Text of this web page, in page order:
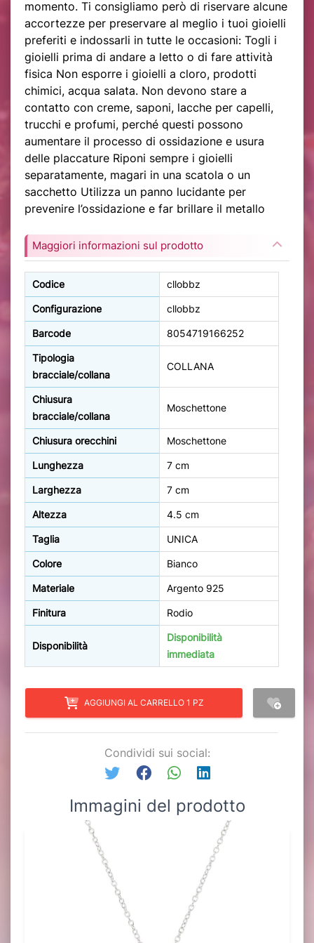
momento. Ti consigliamo però di riservare alcune
accortezze per preservare al meglio i tuoi gioielli
preferiti e indossarli in tutte le occasioni: Togli i
gioielli prima di andare a letto o di fare attività
fisica Non esporre i gioielli a cloro, prodotti
chimici, acqua salata. Non devono stare a
contatto con creme, saponi, lacche per capelli,
trucchi e profumi, perché questi possono
aumentare il processo di ossidazione e usura
delle placcature Riponi sempre i gioielli
separatamente, magari in una scatola o un
sacchetto Utilizza un panno lucidante per
prevenire l’ossidazione e far brillare il metallo
Maggiori informazioni sul prodotto
Codice cllobbz
Configurazione cllobbz
Barcode 8054719166252
Tipologia
bracciale/collana
COLLANA
Chiusura
bracciale/collana
Moschettone
Chiusura orecchini Moschettone
Lunghezza 7 cm
Larghezza 7 cm
Altezza 4.5 cm
Taglia UNICA
Colore Bianco
Materiale Argento 925
Finitura Rodio
Disponibilità
Disponibilità
immediata
AGGIUNGI AL CARRELLO 1 PZ
Condividi sui social:
Immagini del prodotto